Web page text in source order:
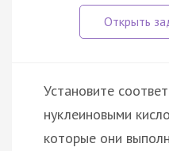
Установите
нуклеиновыми
которые они